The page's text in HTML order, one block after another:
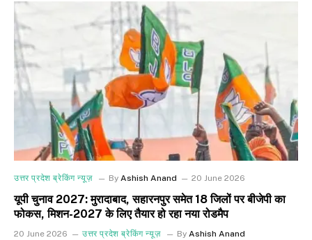
उत्तर प्रदेश ब्रेकिंग न्यूज़ By Ashish Anand 20 June 2026
यूपी चुनाव 2027: मुरादाबाद, सहारनपुर समेत 18 जिलों पर बीजेपी का
फोकस, मिशन-2027 के लिए तैयार हो रहा नया रोडमैप
20 June 2026 उत्तर प्रदेश ब्रेकिंग न्यूज़ By Ashish Anand